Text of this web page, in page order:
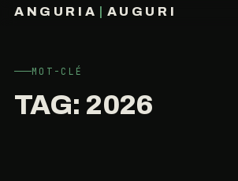
ANGURIA AUGURI
MOT-CLÉ
TAG: 2026
QUI
PERSONNULLE
3
JANVIER
13
MIN